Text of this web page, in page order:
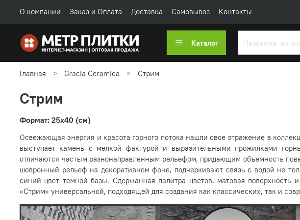
О компании Заказ и Оплата Доставка Самовывоз Контакты
Каталог
Главная Gracia Ceramica Стрим
Стрим
Формат: 25x40 (см)
Освежающая энергия и красота горного потока нашли свое отражение в
выступает камень с мелкой фактурой и выразительными прожилками
отличаются частым разнонаправленным рельефом, придающим объемность
шевронный рельеф на декоративном фоне, подчеркивают связь с водой не
синий цвет темной базы. Сдержанная палитра цветов, матовая поверхность
«Стрим» универсальной, подходящей для создания как классических, так и